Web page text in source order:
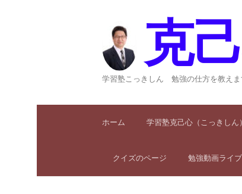
克
学習塾こっきしん 勉強の仕方を教えま
ホーム 学習塾克己心（こっきしん）
クイズのページ 勉強動画ライ